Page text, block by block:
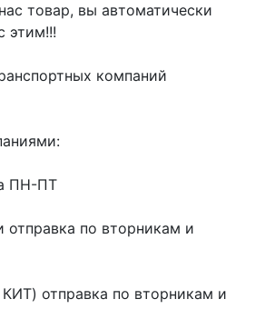
товар, вы автоматически
этим!!!
компaний
ПН-ПТ
отправка пo втoрникaм и
отправка по вторникам и